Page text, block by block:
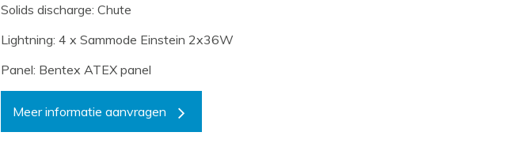
Solids discharge: Chute
Lightning: 4 x Sammode Einstein 2x36W
Panel: Bentex ATEX panel
Meer informatie aanvragen